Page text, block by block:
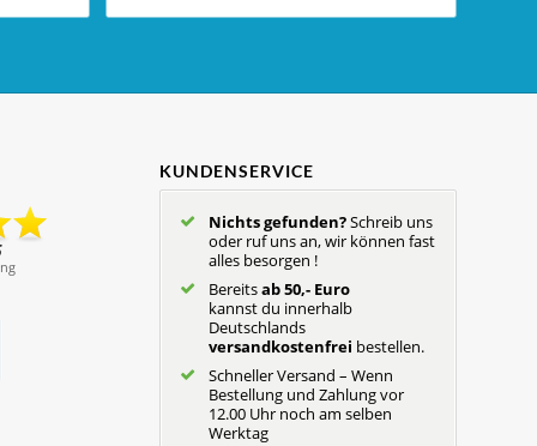
KUNDENSERVICE
Nichts gefunden?Schreib uns
oder ruf uns an, wir können fast
alles besorgen !
Bereitsab 50,- Euro
kannst du innerhalb
Deutschlands
versandkostenfrei bestellen.
Schneller Versand – Wenn
Bestellung und Zahlung vor
12.00 Uhr noch am selben
Werktag